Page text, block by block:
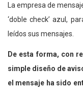
La empresa de
‘doble check’ azul,
leídos sus mensajes.
De esta forma, con
simple diseño de
el mensaje ha sido